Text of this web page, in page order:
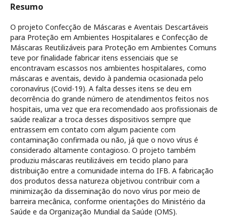
Resumo
O projeto Confecção de Máscaras e Aventais Descartáveis
para Proteção em Ambientes Hospitalares e Confecção de
Máscaras Reutilizáveis para Proteção em Ambientes Comuns
teve por finalidade fabricar itens essenciais que se
encontravam escassos nos ambientes hospitalares, como
máscaras e aventais, devido à pandemia ocasionada pelo
coronavírus (Covid-19). A falta desses itens se deu em
decorrência do grande número de atendimentos feitos nos
hospitais, uma vez que era recomendado aos profissionais de
saúde realizar a troca desses dispositivos sempre que
entrassem em contato com algum paciente com
contaminação confirmada ou não, já que o novo vírus é
considerado altamente contagioso. O projeto também
produziu máscaras reutilizáveis em tecido plano para
distribuição entre a comunidade interna do IFB. A fabricação
dos produtos dessa natureza objetivou contribuir com a
minimização da disseminação do novo vírus por meio de
barreira mecânica, conforme orientações do Ministério da
Saúde e da Organização Mundial da Saúde (OMS).